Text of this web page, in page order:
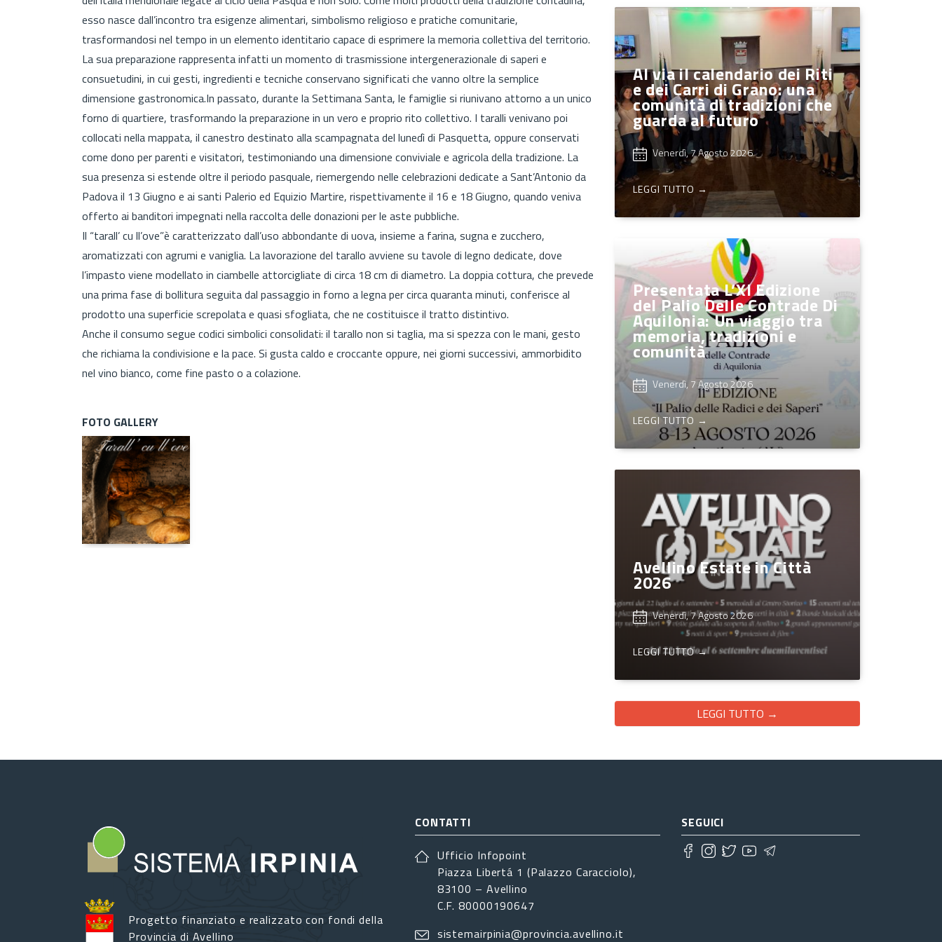
esso nasce dall’incontro tra esigenze alimentari, simbolismo religioso e pratiche comunitarie,
trasformandosi nel tempo in un elemento identitario capace di esprimere la memoria collettiva del territorio.
La sua preparazione rappresenta infatti un momento di trasmissione intergenerazionale di saperi e
consuetudini, in cui gesti, ingredienti e tecniche conservano significati che vanno oltre la semplice
dimensione gastronomica.In passato, durante la Settimana Santa, le famiglie si riunivano attorno a un unico
forno di quartiere, trasformando la preparazione in un vero e proprio rito collettivo. I taralli venivano poi
collocati nella mappata, il canestro destinato alla scampagnata del lunedì di Pasquetta, oppure conservati
come dono per parenti e visitatori, testimoniando una dimensione conviviale e agricola della tradizione. La
sua presenza si estende oltre il periodo pasquale, riemergendo nelle celebrazioni dedicate a Sant’Antonio da
Padova il 13 Giugno e ai santi Palerio ed Equizio Martire, rispettivamente il 16 e 18 Giugno, quando veniva
offerto ai banditori impegnati nella raccolta delle donazioni per le aste pubbliche.
Il “tarall’ cu ll’ove”è caratterizzato dall’uso abbondante di uova, insieme a farina, sugna e zucchero,
aromatizzati con agrumi e vaniglia. La lavorazione del tarallo avviene su tavole di legno dedicate, dove
l’impasto viene modellato in ciambelle attorcigliate di circa 18 cm di diametro. La doppia cottura, che prevede
una prima fase di bollitura seguita dal passaggio in forno a legna per circa quaranta minuti, conferisce al
prodotto una superficie screpolata e quasi sfogliata, che ne costituisce il tratto distintivo.
Anche il consumo segue codici simbolici consolidati: il tarallo non si taglia, ma si spezza con le mani, gesto
che richiama la condivisione e la pace. Si gusta caldo e croccante oppure, nei giorni successivi, ammorbidito
nel vino bianco, come fine pasto o a colazione.
FOTO GALLERY
Al via il calendario dei Riti
e dei Carri di Grano: una
comunità di tradizioni che
guarda al futuro
Venerdì, 7 Agosto 2026
LEGGI TUTTO →
Presentata L’XI Edizione
del Palio Delle Contrade Di
Aquilonia: Un viaggio tra
memoria, tradizioni e
comunità
Venerdì, 7 Agosto 2026
LEGGI TUTTO →
Avellino Estate in Città
2026
Venerdì, 7 Agosto 2026
LEGGI TUTTO →
LEGGI TUTTO →
Progetto finanziato e realizzato con fondi della
Provincia di Avellino
CONTATTI
Ufficio Infopoint
Piazza Libertá 1 (Palazzo Caracciolo),
83100 – Avellino
C.F. 80000190647
sistemairpinia@provincia.avellino.it
SEGUICI